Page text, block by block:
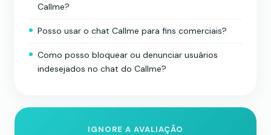
Callme?
Posso usar o chat Callme para fins comerciais?
Como posso bloquear ou denunciar usuários
indesejados no chat do Callme?
IGNORE A AVALIAÇÃO